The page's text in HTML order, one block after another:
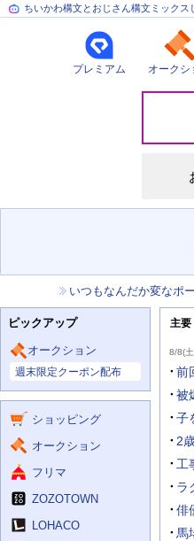
ちいかわ構文とおじさん構文ミックス
プレミアム オークシ
災
ら
せ
いつもなんだか変なポ
ピックアップ
オークション
週末限定クーポン配布
サ
ビ
ショッピング
オークション
フリマ
ZOZOTOWN
LOHACO
ュ
ス
主要
要
ニ
ー
8/8(
前
被
子
2
工
ラ
俳
馬